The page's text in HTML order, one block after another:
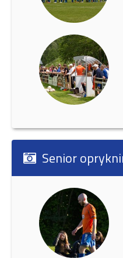
Senior